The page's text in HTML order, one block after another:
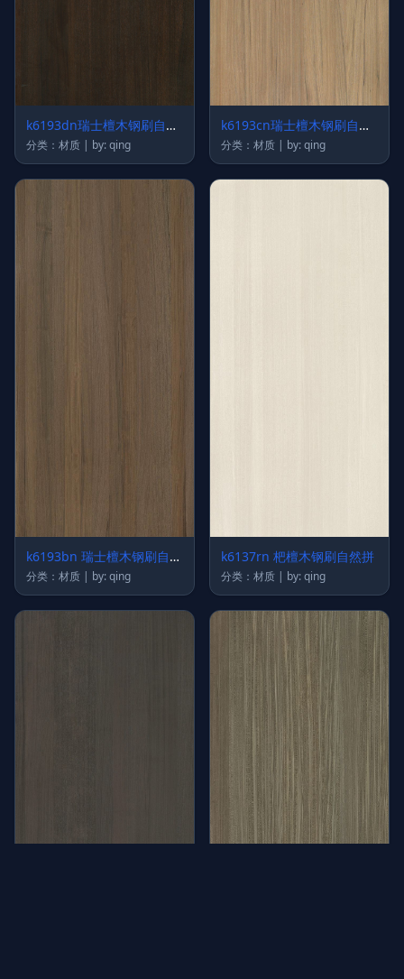
k6193dn瑞士檀木钢刷自然
拼
分类：材质 | by: qing
k6193cn瑞士檀木钢刷自然
拼
分类：材质 | by: qing
k6193bn 瑞士檀木钢刷自然
拼
分类：材质 | by: qing
k6137rn 杷檀木钢刷自然拼
分类：材质 | by: qing